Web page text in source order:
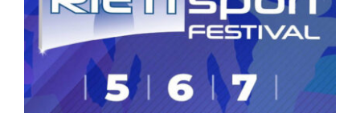
Rieti Sport Festival XI edizione dal 5 al 7